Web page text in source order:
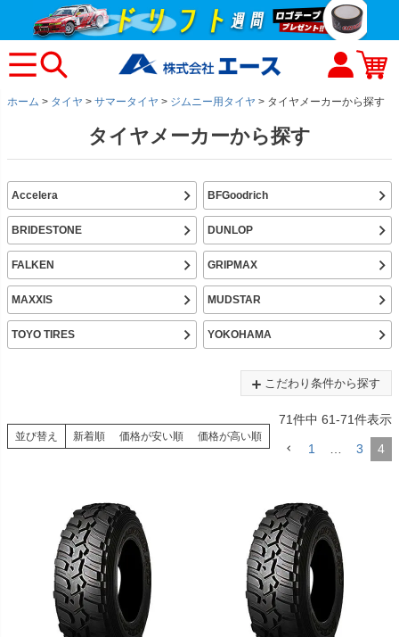
ホーム タイヤ サマータイヤ ジムニー用タイヤ タイヤメーカーから探す
タイヤメーカーから探す
Accelera BFGoodrich
BRIDESTONE DUNLOP
FALKEN GRIPMAX
MAXXIS MUDSTAR
TOYO TIRES YOKOHAMA
こだわり条件から探す
並び替え 新着順 価格が安い順 価格が高い順
71件中 61-71件表示
1 3 4